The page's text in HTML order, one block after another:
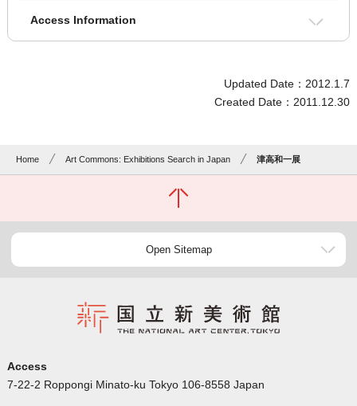
Access Information
Updated Date：2012.1.7
Created Date：2011.12.30
Home Art Commons: Exhibitions Search in Japan 津高和一展
Open Sitemap
Access
7-22-2 Roppongi Minato-ku Tokyo 106-8558 Japan